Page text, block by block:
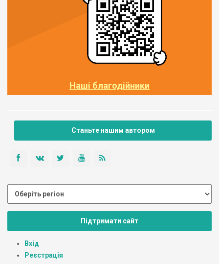
Наші благодійники
Станьте нашим автором
Підтримати сайт
Вхід
Реєстрація